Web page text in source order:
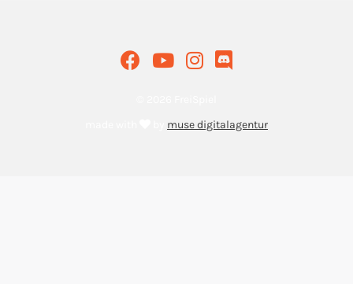
muse digitalagentur